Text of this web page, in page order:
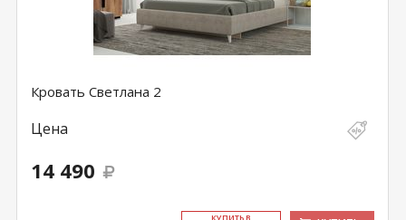
Кровать Светлана 2
Цена
14 490